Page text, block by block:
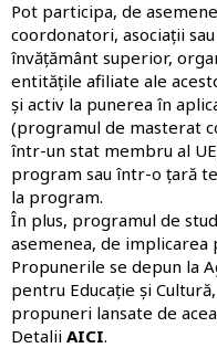
Pot participa, de
coordonatori, asociații
învățământ superior,
entitățile afiliate ale
și activ la punerea în
(programul de masterat
într-un stat membru al
program sau într-o țară
la program.
În plus, programul de
asemenea, de
Propunerile se depun la
pentru Educație și
propuneri lansate de
Detalii AICI.